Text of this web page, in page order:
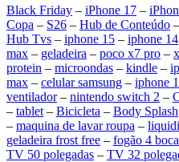
Black Friday – iPhone 17 –
Copa – S26 – Hub de Conteúdo –
Hub Tvs – iphone 15 – iphone 14
max – geladeira – poco x7 pro –
protein – microondas – kindle –
max – celular samsung – iphone
ventilador– nintendo switch 2 –
– tablet – Bicicleta – Body Splash
– maquina de lavar roupa –
geladeira frost free – fogão 4
TV 50 polegadas – TV 32